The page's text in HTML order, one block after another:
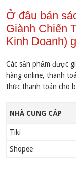
Ở đâu bán
Giành Chiến
Kinh Doanh)
Các sản phẩm được
hàng online, thanh
thức thanh toán cho
NHÀ CUNG CẤP
Tiki
Shopee